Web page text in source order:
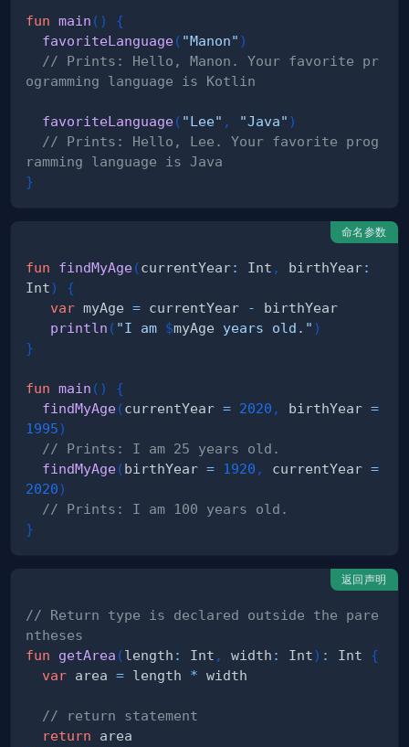
fun main ( )
{
favoriteLanguage( "Manon" )
// Prints: Hello, Manon. Your favorite pr
ogramming language is Kotlin
favoriteLanguage( "Lee" , "Java" )
// Prints: Hello, Lee. Your favorite prog
ramming language is Java
}
命名参数
fun findMyAge(currentYear: Int , birthYear:
Int)
{
var myAge = currentYear -
println ( "I am $myAge years old." )
}
fun main ( )
{
findMyAge(currentYear = 2020 , birthYear =
1995)
// Prints: I am 25 years old.
findMyAge(birthYear = 1920 , currentYear =
2020)
// Prints: I am 100 years old.
}
返回声明
// Return type is declared outside the pare
ntheses
fun
getArea (length : Int , width : Int) : Int {
var area = length *
// return statement
return